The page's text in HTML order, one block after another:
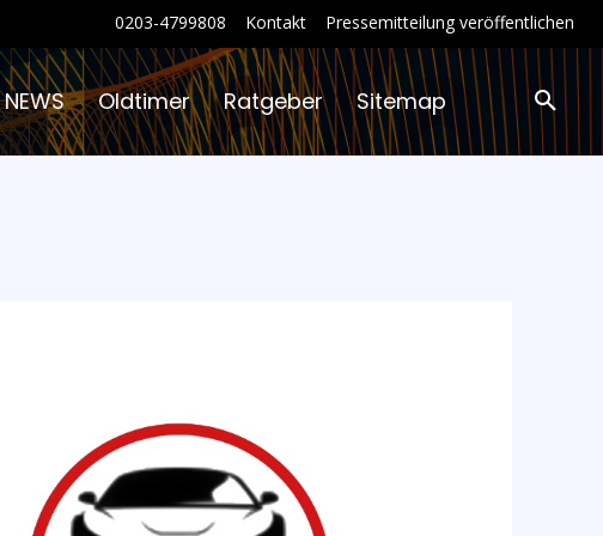
0203-4799808 Kontakt Pressemitteilung veröffentlichen
NEWS Oldtimer Ratgeber Sitemap